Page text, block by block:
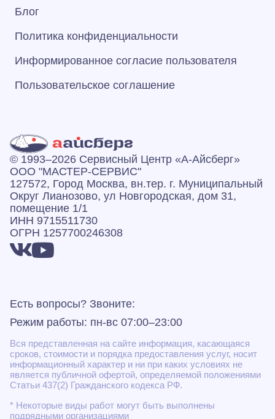
Блог
Политика конфиденциальности
Информированное согласие пользователя
Пользовательское соглашение
© 1993–2026 Сервисный Центр «А‑Айсберг»
ООО "МАСТЕР-СЕРВИС"
127572, Город Москва, вн.тер. г. Муниципальный
Округ Лианозово, ул Новгородская, дом 31,
помещение 1/1
ИНН 9715511730
ОГРН 1257700246308
Есть вопросы? Звоните:
Режим работы: пн-вс 07:00–23:00
Вся представленная на сайте информация, касающаяся
сроков, стоимости и порядка предоставления услуг, носит
информационный характер и ни при каких условиях не
является публичной офертой, определяемой положениями
Статьи 437(2) Гражданского кодекса РФ.
* Некоторые виды работ могут быть выполнены
подрядными организациями